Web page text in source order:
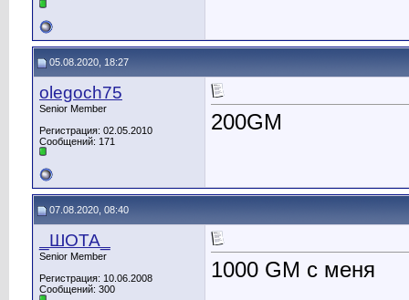
05.08.2020, 18:27
olegoch75
Senior Member
Регистрация: 02.05.2010
Сообщений: 171
200GM
07.08.2020, 08:40
_ШОТА_
Senior Member
Регистрация: 10.06.2008
Сообщений: 300
1000 GM c меня